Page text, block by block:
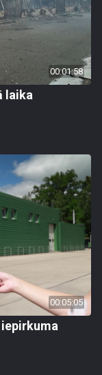
00:01:58
laika
00:05:05